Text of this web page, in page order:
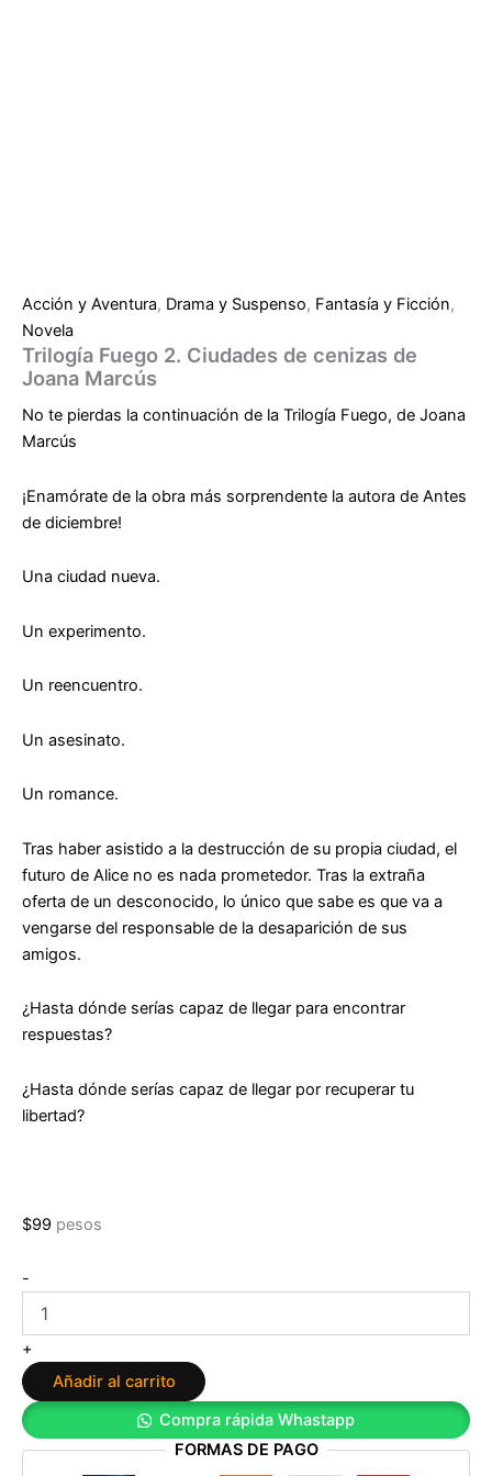
Acción y Aventura, Drama y Suspenso, Fantasía y Ficción,
Novela
Trilogía Fuego 2. Ciudades de cenizas de
Joana Marcús
No te pierdas la continuación de la Trilogía Fuego, de Joana
Marcús
¡Enamórate de la obra más sorprendente la autora de Antes
de diciembre!
Una ciudad nueva.
Un experimento.
Un reencuentro.
Un asesinato.
Un romance.
Tras haber asistido a la destrucción de su propia ciudad, el
futuro de Alice no es nada prometedor. Tras la extraña
oferta de un desconocido, lo único que sabe es que va a
vengarse del responsable de la desaparición de sus
amigos.
¿Hasta dónde serías capaz de llegar para encontrar
respuestas?
¿Hasta dónde serías capaz de llegar por recuperar tu
libertad?
$99 pesos
-
Fuego
Ciudades
de
cenizas
de
Marcús
+
Añadir al carrito
Compra rápida Whastapp
FORMAS DE PAGO